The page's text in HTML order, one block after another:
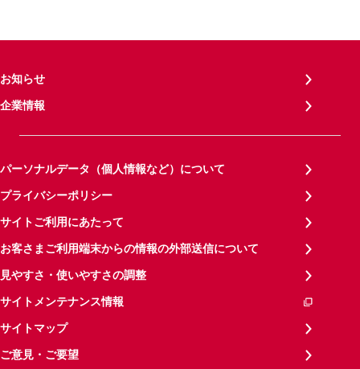
お知らせ
企業情報
パーソナルデータ（個人情報など）について
プライバシーポリシー
サイトご利用にあたって
お客さまご利用端末からの情報の外部送信について
見やすさ・使いやすさの調整
サイトメンテナンス情報
サイトマップ
ご意見・ご要望